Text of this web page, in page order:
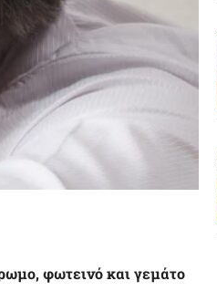
φωτεινό και γεμάτο